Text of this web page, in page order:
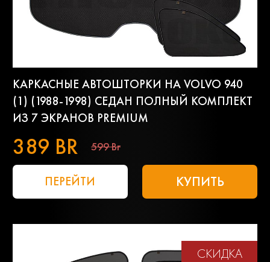
КАРКАСНЫЕ АВТОШТОРКИ НА VOLVO 940
(1) (1988-1998) СЕДАН ПОЛНЫЙ КОМПЛЕКТ
ИЗ 7 ЭКРАНОВ PREMIUM
389 BR 599 Br
ПЕРЕЙТИ КУПИТЬ
СКИДКА